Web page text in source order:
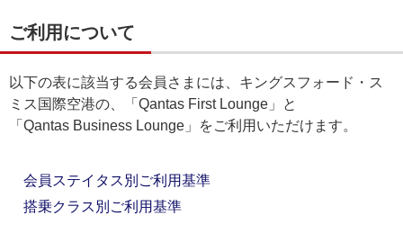
ご利用について
以下の表に該当する会員さまには、キングスフォード・ス
ミス国際空港の、「Qantas First Lounge」と
「Qantas Business Lounge」をご利用いただけます。
会員ステイタス別ご利用基準
搭乗クラス別ご利用基準